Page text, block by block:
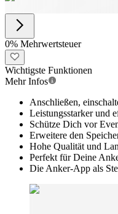
0% Mehrwertsteuer
Wichtigste Funktionen
Mehr Infos
Anschließen,
Leistungsstarker und
Schütze Dich vor
Erweitere den
Hohe Qualität und
Perfekt für Deine
Die Anker-App als